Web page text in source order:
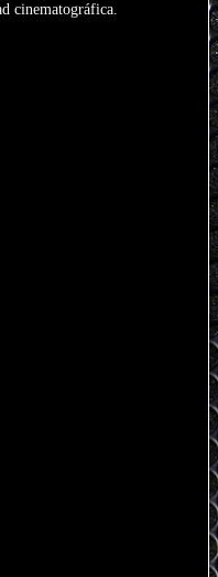
cinematográfica.